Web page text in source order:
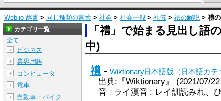
Weblio 辞書 > 同じ種類の言葉 > 社会 > 社会一般 > 礼儀 > 禮の解説 > 禮
「禮」で始まる見出し語
中)
禮 - Wiktionary日本語版（日本語カテ
出典:『Wiktionary』 (2021/07/
音 : ライ漢音 : レイ訓読みれ、
カテゴリ一覧
全て
＋
ビジネス
＋ 業界用語
＋ コンピュータ
＋ 電車
＋ 自動車・バイク